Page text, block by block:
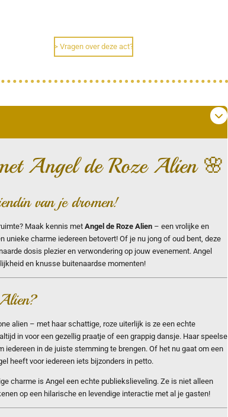
> Vragen over deze act?
Angel de Roze Alien 🌸
van je dromen!
Maak kennis met Angel de Roze Alien – een vrolijke en
unieke charme iedereen betovert! Of je nu jong of oud bent, deze
dosis plezier en verwondering op jouw evenement. Angel
en knusse buitenaardse momenten!
alien – met haar schattige, roze uiterlijk is ze een echte
in voor een gezellig praatje of een grappig dansje. Haar speelse
in de juiste stemming te brengen. Of het nu gaat om een
heeft voor iedereen iets bijzonders in petto.
charme is Angel een echte publiekslieveling. Ze is niet alleen
op een hilarische en levendige interactie met al je gasten!